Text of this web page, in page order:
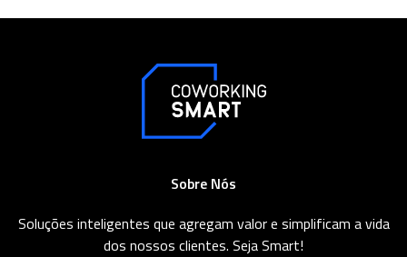
Sobre Nós
Soluções inteligentes que agregam valor e simplificam a vida
dos nossos clientes. Seja Smart!